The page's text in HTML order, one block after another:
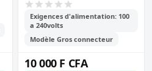
Exigences d'alimentation: 100
a 240volts
Modèle Gros connecteur
10 000 F CFA